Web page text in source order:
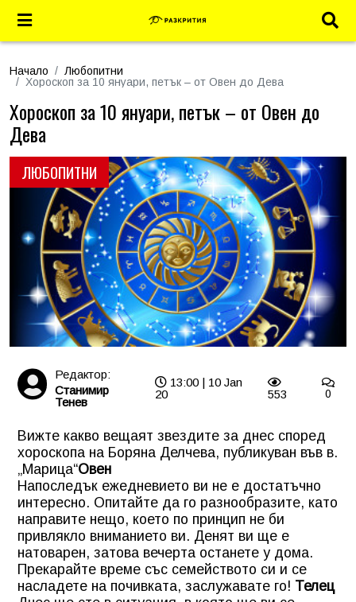
Начало
Любопитни
Хороскоп за 10 януари, петък – от Овен до Дева
ЛЮБОПИТНИ
Хороскоп за 10 януари, петък – от Овен до
Дева
Редактор:
Станимир
Тенев
13:00 | 10 Jan
20
553 0
Вижте какво вещаят звездите за днес според
хороскопа на Боряна Делчева, публикуван във в.
„Марица“Овен
Напоследък ежедневието ви не е достатъчно
интересно. Опитайте да го разнообразите, като
направите нещо, което по принцип не би
привлякло вниманието ви. Денят ви ще е
натоварен, затова вечерта останете у дома.
Прекарайте време със семейството си и се
насладете на почивката, заслужавате го! Телец